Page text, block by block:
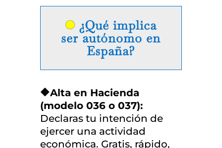
¿Qué implica
ser autónomo en
España?
🔶Alta en Hacienda
(modelo 036 o 037):
Declaras tu intención de
ejercer una actividad
económica. Gratis, rápido,